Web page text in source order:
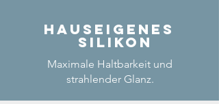
Hauseigenes
Silikon
Maximale Haltbarkeit und
strahlender Glanz.